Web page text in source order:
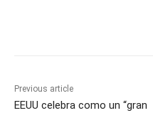
Previous article
EEUU celebra como un “gran